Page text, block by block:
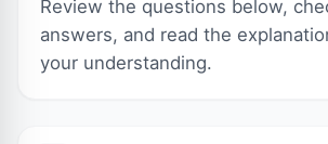
Review the questions below,
answers, and read the
your understanding.